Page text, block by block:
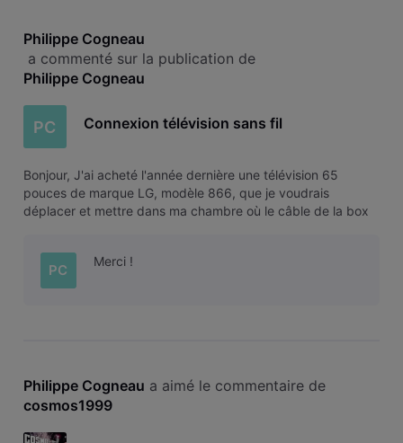
Philippe Cogneau
a commenté sur la publication de
Philippe Cogneau
PC Connexion télévision sans fil
Bonjour, J'ai acheté l'année dernière une télévision 65
pouces de marque LG, modèle 866, que je voudrais
déplacer et mettre dans ma chambre où le câble de la box
Voo TV+ et l'envoyer
PC
Merci !
Philippe Cogneau a aimé le commentaire de
cosmos1999